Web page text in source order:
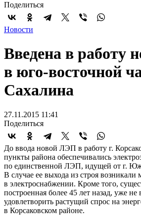
Поделиться
Новости
Введена в работу
в юго-восточной
Сахалина
27.11.2015 11:41
Поделиться
До ввода новой ЛЭП в работу г.
пункты района обеспечивались
по единственной ЛЭП, идущей от г.
В случае ее выхода из строя возникали
в электроснабжении. Кроме того,
построенная более 45 лет назад, уже не
удовлетворить растущий спрос на
в Корсаковском районе.